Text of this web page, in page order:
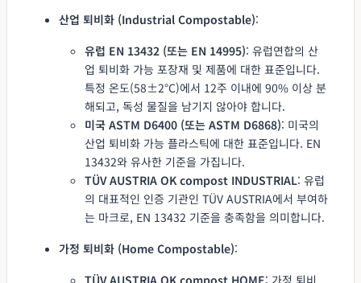
산업 퇴비화 (Industrial Compostable):
유럽 EN 13432 (또는 EN 14995): 유럽연합의 산
업 퇴비화 가능 포장재 및 제품에 대한 표준입니다.
특정 온도(58±2°C)에서 12주 이내에 90% 이상 분
해되고, 독성 물질을 남기지 않아야 합니다.
미국 ASTM D6400 (또는 ASTM D6868): 미국의
산업 퇴비화 가능 플라스틱에 대한 표준입니다. EN
13432와 유사한 기준을 가집니다.
TÜV AUSTRIA OK compost INDUSTRIAL: 유럽
의 대표적인 인증 기관인 TÜV AUSTRIA에서 부여하
는 마크로, EN 13432 기준을 충족함을 의미합니다.
가정 퇴비화 (Home Compostable):
TÜV AUSTRIA OK compost HOME: 가정 퇴비